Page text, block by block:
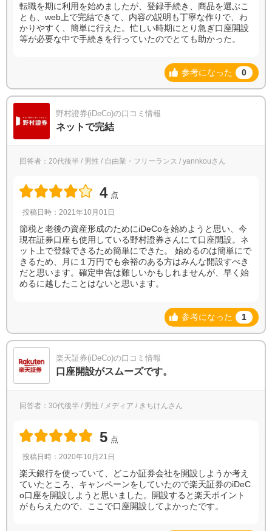
転職を期に利用を始めましたが、登録手続き、商品を選ぶこ
とも、web上で完結できて、内容の説明も丁寧な作りで、わ
かりやすく、簡単に行えた。忙しい時期にとり急ぎ口座開設
等が必要な中で手続きを行っていたのでとても助かった。
参考になった 0
野村證券(iDeCo)の口コミ情報
ネットで完結
回答者：20代後半 / 男性 / 自由業・フリーランス / yannkouさん
4 点
投稿日時：2021年10月01日
節税と老後の資産形成のためにiDeCoを始めようと思い、今
現在証券口座も使用している野村證券さんにて口座開設。ネ
ット上で登録できるため簡単にできた。 始めるのは簡単にで
きるため、月に１万円でも余裕のある方はみんな開設すべき
だと思います。確定申告は難しいかもしれませんが、早く始
めるに越したことはないと思います。
参考になった 1
楽天証券(iDeCo)の口コミ情報
口座開設がスムーズです。
回答者：30代後半 / 男性 / メディア / きちけんさん
5 点
投稿日時：2020年10月21日
楽天銀行を使っていて、どこか証券会社を開設しようか考え
ていたところ、キャンペーンをしていたので楽天証券のiDeC
o口座を開設しようと思いました。開設すると楽天ポイント
がもらえたので、ここで口座開設してよかったです。